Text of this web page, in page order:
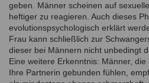
geben. Männer scheinen auf
heftiger zu reagieren. Auch dieses
evolutionspsychologisch erklärt
Frau kann schließlich zur
dieser bei Männern nicht unbedingt
Eine weitere Erkenntnis: Männer,
Ihre Partnerin gebunden fühlen,